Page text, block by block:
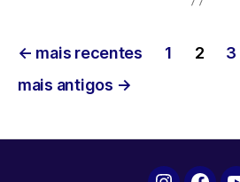
Paginação
de
← mais recentes 1 2 3
mais antigos →